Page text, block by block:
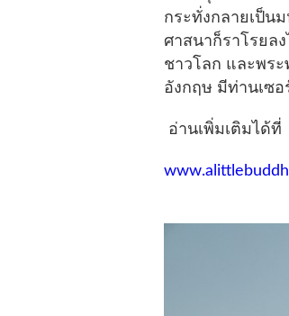
กระทั่งกลายเป็น
ศาสนาก็ราโรยล
ชาวโลก และพร
อังกฤษ มีท่านเซ
อ่านเพิ่มเติมได้ที่